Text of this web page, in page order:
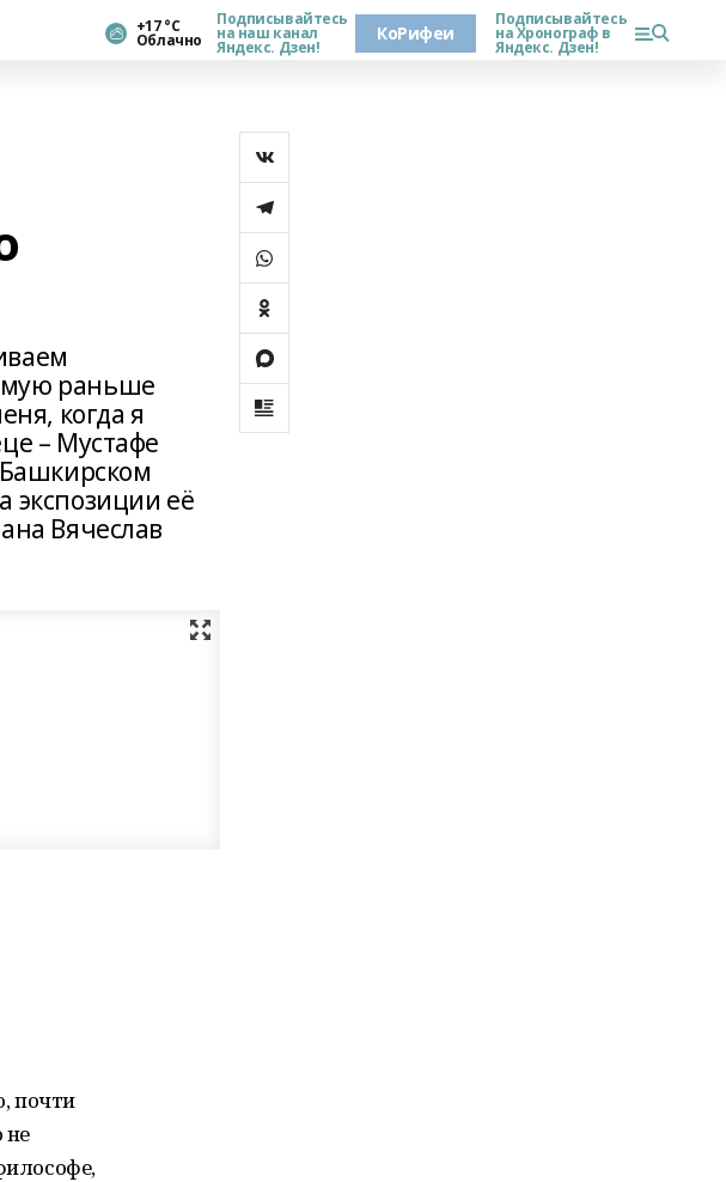
+17 °С
Облачно
Подписывайтесь
на наш канал
Яндекс. Дзен!
КоРифеи
Подписывайтесь
на Хронограф в
Яндекс. Дзен!
раньше
когда я
– Мустафе
экспозиции её
Вячеслав
почти
не